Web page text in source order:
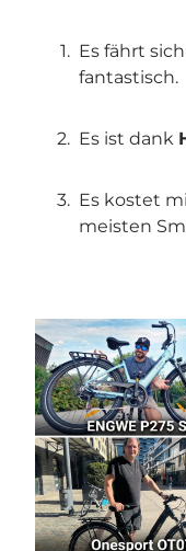
Es fährt
fantastisch.
Es ist dank
Es kostet
meisten